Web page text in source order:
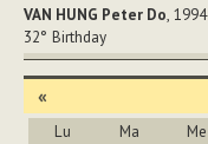
VAN HUNG Peter Do, 1994
32° Birthday
«
Lu Ma Me